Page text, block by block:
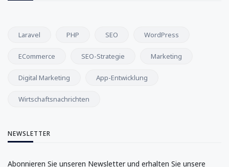
Laravel PHP SEO WordPress
ECommerce SEO-Strategie Marketing
Digital Marketing App-Entwicklung
Wirtschaftsnachrichten
NEWSLETTER
Abonnieren Sie unseren Newsletter und erhalten Sie unsere